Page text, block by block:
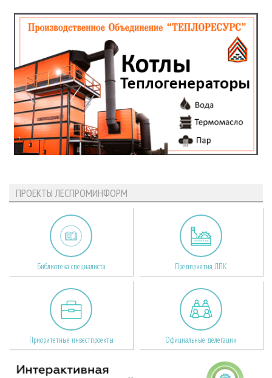
ПРОЕКТЫ ЛЕСПРОМИНФОРМ
Библиотека специалиста Предприятия ЛПК
Приоритетные инвестпроекты Официальные делегации